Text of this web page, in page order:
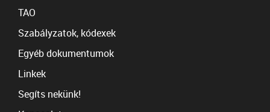
TAO
Szabályzatok, kódexek
Egyéb dokumentumok
Linkek
Segíts nekünk!